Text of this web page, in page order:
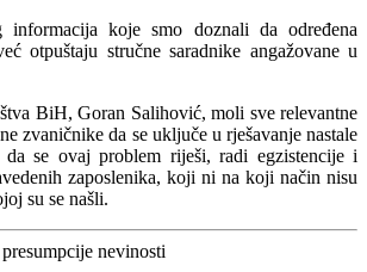
informacija koje smo doznali da određena
otpuštaju stručne saradnike angažovane u
BiH, Goran Salihović, moli sve relevantne
zvaničnike da se uključe u rješavanje nastale
se ovaj problem riješi, radi egzistencije i
zaposlenika, koji ni na koji način nisu
su se našli.
nevinosti